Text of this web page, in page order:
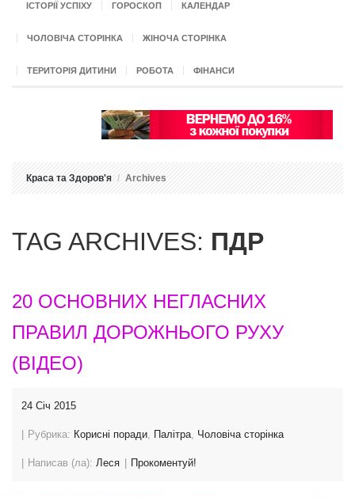
ІСТОРІЇ УСПІХУ ГОРОСКОП КАЛЕНДАР
ЧОЛОВІЧА СТОРІНКА ЖІНОЧА СТОРІНКА
ТЕРИТОРІЯ ДИТИНИ РОБОТА ФІНАНСИ
Краса та Здоров'я Archives
TAG ARCHIVES: ПДР
20 ОСНОВНИХ НЕГЛАСНИХ
ПРАВИЛ ДОРОЖНЬОГО РУХУ
(ВІДЕО)
24 Січ 2015
Рубрика: Корисні поради, Палітра, Чоловіча сторінка
Написав (ла): Леся Прокоментуй!